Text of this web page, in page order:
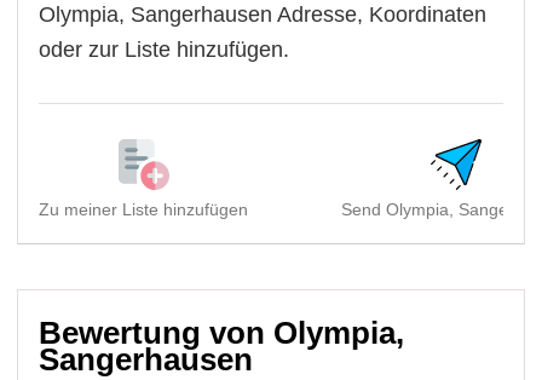
Olympia, Sangerhausen Adresse, Koordinaten
oder zur Liste hinzufügen.
Zu meiner Liste hinzufügen Send Olympia,
Bewertung von Olympia,
Sangerhausen